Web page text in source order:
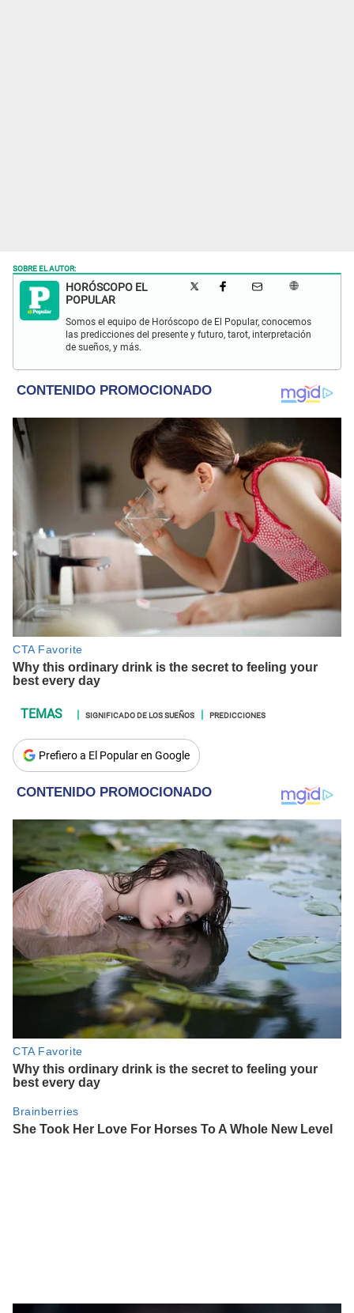
SOBRE EL AUTOR:
HORÓSCOPO EL
POPULAR
Somos el equipo de Horóscopo de El Popular, conocemos
las predicciones del presente y futuro, tarot, interpretación
de sueños, y más.
SIGNIFICADO DE LOS SUEÑOS PREDICCIONES
Prefiero a El Popular en Google